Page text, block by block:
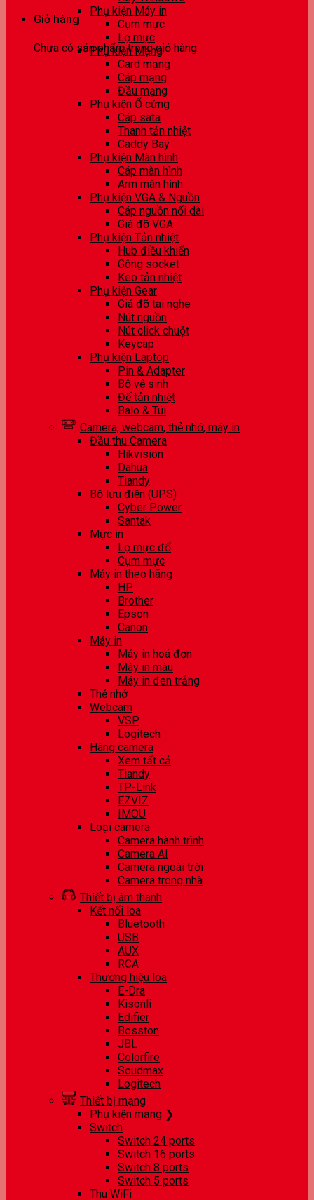
Giỏ hàng
Chưa có sản phẩm trong giỏ hàng.
Phụ kiện Máy in
Cụm mực
Lọ mực
Phụ kiện Mạng
Card mạng
Cáp mạng
Đầu mạng
Phụ kiện Ổ cứng
Cáp sata
Thanh tản nhiệt
Caddy Bay
Phụ kiện Màn hình
Cáp màn hình
Arm màn hình
Phụ kiện VGA & Nguồn
Cáp nguồn nối dài
Giá đỡ VGA
Phụ kiện Tản nhiệt
Hub điều khiển
Gông socket
Keo tản nhiệt
Phụ kiện Gear
Giá đỡ tai nghe
Nút nguồn
Nút click chuột
Keycap
Phụ kiện Laptop
Pin & Adapter
Bộ vệ sinh
Đế tản nhiệt
Balo & Túi
Camera, webcam, thẻ nhớ, máy in
Đầu thu Camera
Hikvision
Dahua
Tiandy
Bộ lưu điện (UPS)
Cyber Power
Santak
Mực in
Lọ mực đổ
Cụm mực
Máy in theo hãng
HP
Brother
Epson
Canon
Máy in
Máy in hoá đơn
Máy in màu
Máy in đen trắng
Thẻ nhớ
Webcam
VSP
Logitech
Hãng camera
Xem tất cả
Tiandy
TP-Link
EZVIZ
IMOU
Loại camera
Camera hành trình
Camera AI
Camera ngoài trời
Camera trong nhà
Thiết bị âm thanh
Kết nối loa
Bluetooth
USB
AUX
RCA
Thương hiệu loa
E-Dra
Kisonli
Edifier
Bosston
JBL
Colorfire
Soudmax
Logitech
Thiết bị mạng
Phụ kiện mạng ❯
Switch
Switch 24 ports
Switch 16 ports
Switch 8 ports
Switch 5 ports
Thu WiFi